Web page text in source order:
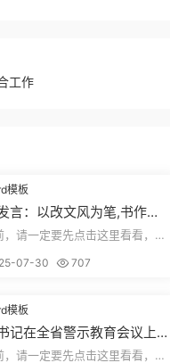
工作
模板
言：以改文风为笔,书作风
修课”
，请一定要先点击这里看看，欢
文...
07-30 707
模板
记在全省警示教育会议上
，请一定要先点击这里看看，欢